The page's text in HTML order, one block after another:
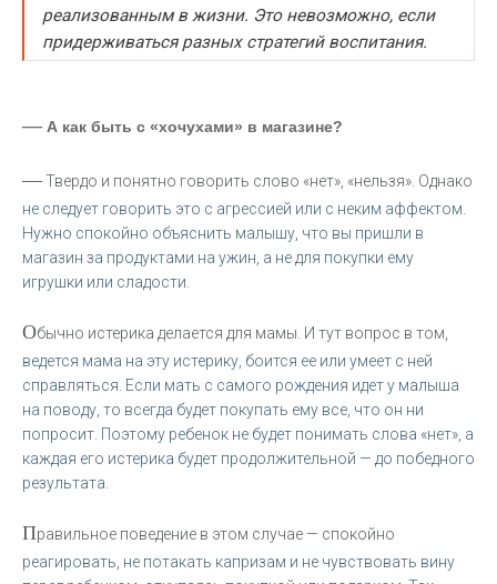
реализованным в жизни. Это невозможно, если
придерживаться разных стратегий воспитания.
— А как быть с «хочухами» в магазине?
—Твердо и понятно говорить слово «нет», «нельзя». Однако
не следует говорить это с агрессией или с неким аффектом.
Нужно спокойно объяснить малышу, что вы пришли в
магазин за продуктами на ужин, а не для покупки ему
игрушки или сладости.
Обычно истерика делается для мамы. И тут вопрос в том,
ведется мама на эту истерику, боится ее или умеет с ней
справляться. Если мать с самого рождения идет у малыша
на поводу, то всегда будет покупать ему все, что он ни
попросит. Поэтому ребенок не будет понимать слова «нет», а
каждая его истерика будет продолжительной — до победного
результата.
Правильное поведение в этом случае — спокойно
реагировать, не потакать капризам и не чувствовать вину